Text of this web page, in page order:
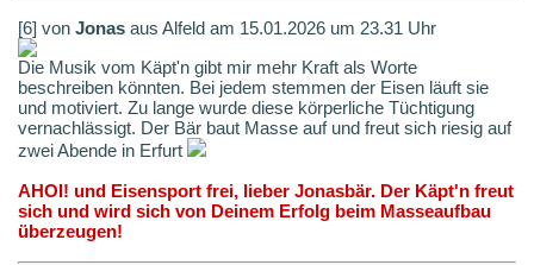
[6] von Jonas aus Alfeld am 15.01.2026 um 23.31 Uhr
Die Musik vom Käpt'n gibt mir mehr Kraft als Worte
beschreiben könnten. Bei jedem stemmen der Eisen läuft sie
und motiviert. Zu lange wurde diese körperliche Tüchtigung
vernachlässigt. Der Bär baut Masse auf und freut sich riesig auf
zwei Abende in Erfurt
AHOI! und Eisensport frei, lieber Jonasbär. Der Käpt'n freut
sich und wird sich von Deinem Erfolg beim Masseaufbau
überzeugen!